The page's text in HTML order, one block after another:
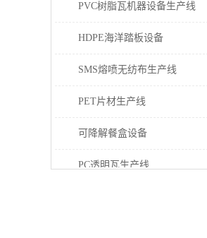
PVC树脂瓦机器设备生产线
HDPE海洋踏板设备
SMS熔喷无纺布生产线
PET片材生产线
可降解餐盒设备
PC透明瓦生产线